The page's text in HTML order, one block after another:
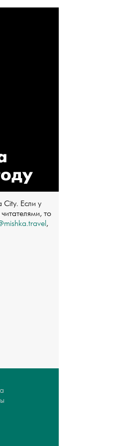
City. Если у
то
,